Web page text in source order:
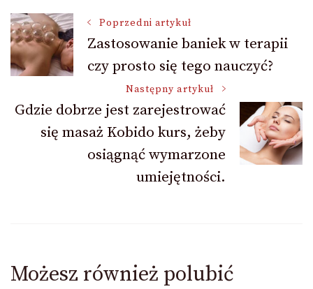
Nawigacja
wpisu
Poprzedni artykuł
Zastosowanie baniek w terapii
czy prosto się tego nauczyć?
Następny artykuł
Gdzie dobrze jest zarejestrować
się masaż Kobido kurs, żeby
osiągnąć wymarzone
umiejętności.
Możesz również polubić